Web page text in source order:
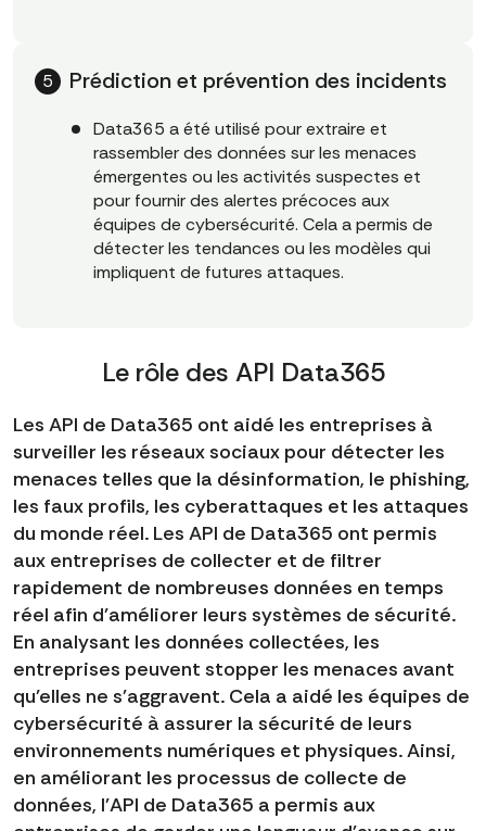
Prédiction et prévention des incidents
Data365 a été utilisé pour extraire et
rassembler des données sur les menaces
émergentes ou les activités suspectes et
pour fournir des alertes précoces aux
équipes de cybersécurité. Cela a permis de
détecter les tendances ou les modèles qui
impliquent de futures attaques.
Le rôle des API Data365
Les API de Data365 ont aidé les entreprises à
surveiller les réseaux sociaux pour détecter les
menaces telles que la désinformation, le phishing,
les faux profils, les cyberattaques et les attaques
du monde réel. Les API de Data365 ont permis
aux entreprises de collecter et de filtrer
rapidement de nombreuses données en temps
réel afin d'améliorer leurs systèmes de sécurité.
En analysant les données collectées, les
entreprises peuvent stopper les menaces avant
qu'elles ne s'aggravent. Cela a aidé les équipes de
cybersécurité à assurer la sécurité de leurs
environnements numériques et physiques. Ainsi,
en améliorant les processus de collecte de
données, l'API de Data365 a permis aux